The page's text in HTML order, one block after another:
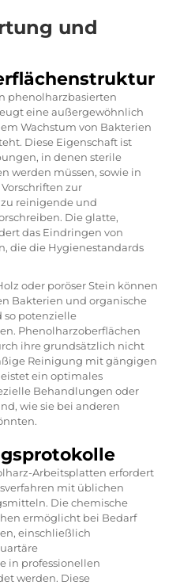
und
phenolharzbasierten
eine außergewöhnlich
Wachstum von Bakterien
Diese Eigenschaft ist
in denen sterile
werden müssen, sowie in
zur
reinigende und
Die glatte,
das Eindringen von
die die Hygienestandards
oder poröser Stein können
Bakterien und organische
so potenzielle
Phenolharzoberflächen
ihre grundsätzlich nicht
Reinigung mit gängigen
ein optimales
Behandlungen oder
wie sie bei anderen
Arbeitsplatten erfordert
mit üblichen
Die chemische
ermöglicht bei Bedarf
einschließlich
in professionellen
werden. Diese